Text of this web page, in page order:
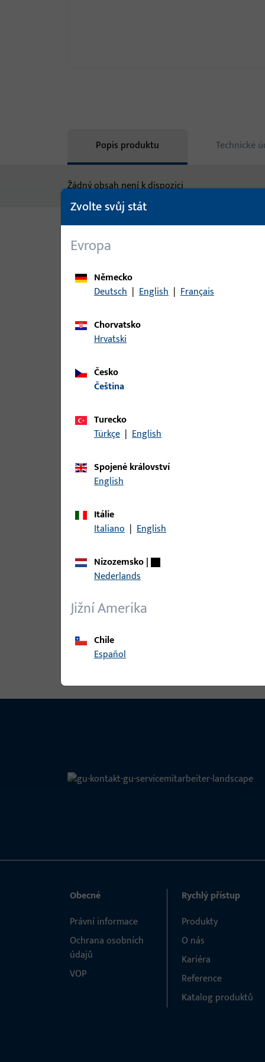
Popis produktu
Technické
Žádný obsah není k dispozici
Varianty
Pro tento produkt jsou k dispozici následující
B-78430-04-0-1 | Kolík kliky |
B-78430-07-0-1 | Kolík kliky |
B-78430-08-0-1 | Kolík kliky |
Zobrazit všechny varianty
Zvolte svůj stát
Evropa
Německo
Deutsch | English | Français
Chorvatsko
Hrvatski
Česko
čeština
Turecko
Türkçe | English
Spojené království
English
Itálie
Italiano | English
Nizozemsko|
Nederlands
Jižní Amerika
Chile
Español
Obecné
Právní informace
Ochrana osobních
údajů
VOP
Rychlý přístup
Produkty
O nás
Kariéra
Reference
Katalog produktů